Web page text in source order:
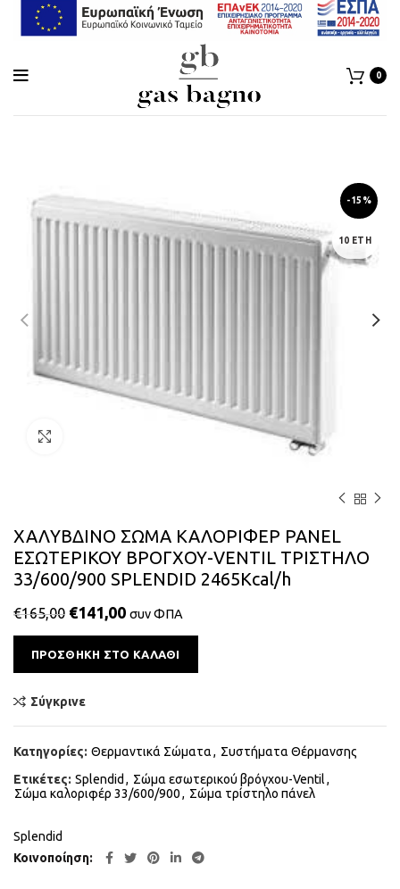
0
-15%
10 ΕΤΗ
ΧΑΛΥΒΔΙΝΟ ΣΩΜΑ ΚΑΛΟΡΙΦΕΡ PANEL
ΕΣΩΤΕΡΙΚΟΥ ΒΡΟΓΧΟΥ-VENTIL ΤΡΙΣΤΗΛΟ
33/600/900 SPLENDID 2465Kcal/h
€165,00 €141,00 συν ΦΠΑ
ΠΡΟΣΘΉΚΗ ΣΤΟ ΚΑΛΆΘΙ
Σύγκρινε
Κατηγορίες: Θερμαντικά Σώματα, Συστήματα Θέρμανσης
Ετικέτες: Splendid, Σώμα εσωτερικού βρόγχου-Ventil,
Σώμα καλοριφέρ 33/600/900, Σώμα τρίστηλο πάνελ
Splendid
Κοινοποίηση